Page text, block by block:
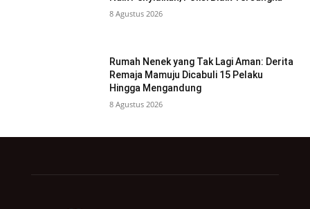
8 Agustus 2026
Rumah Nenek yang Tak Lagi Aman: Derita
Remaja Mamuju Dicabuli 15 Pelaku
Hingga Mengandung
8 Agustus 2026